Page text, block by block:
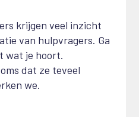
krijgen veel inzicht
van hulpvragers. Ga
wat je hoort.
dat ze teveel
we.